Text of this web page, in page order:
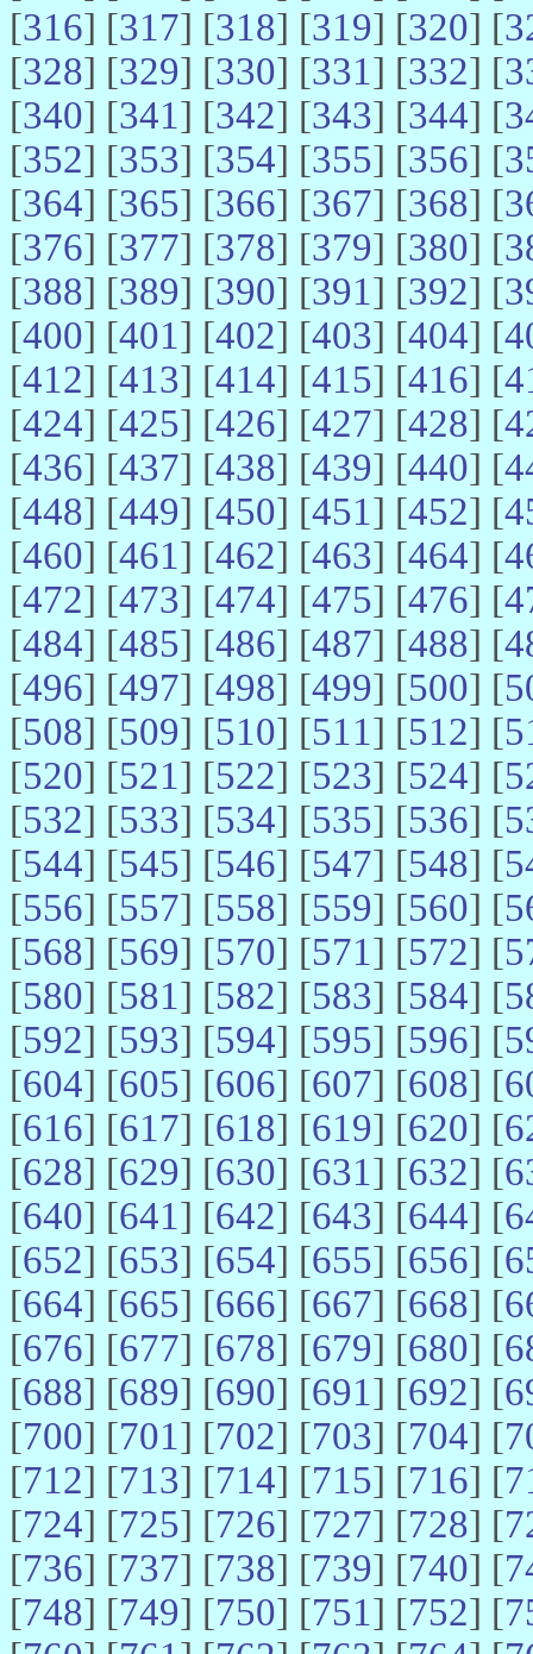
[316] [317] [318] [319] [320] [
[328] [329] [330] [331] [332] [
[340] [341] [342] [343] [344] [
[352] [353] [354] [355] [356] [
[364] [365] [366] [367] [368] [
[376] [377] [378] [379] [380] [
[388] [389] [390] [391] [392] [
[400] [401] [402] [403] [404] [
[412] [413] [414] [415] [416] [
[424] [425] [426] [427] [428] [
[436] [437] [438] [439] [440] [
[448] [449] [450] [451] [452] [
[460] [461] [462] [463] [464] [
[472] [473] [474] [475] [476] [
[484] [485] [486] [487] [488] [
[496] [497] [498] [499] [500] [
[508] [509] [510] [511] [512] [
[520] [521] [522] [523] [524] [
[532] [533] [534] [535] [536] [
[544] [545] [546] [547] [548] [
[556] [557] [558] [559] [560] [
[568] [569] [570] [571] [572] [
[580] [581] [582] [583] [584] [
[592] [593] [594] [595] [596] [
[604] [605] [606] [607] [608] [
[616] [617] [618] [619] [620] [
[628] [629] [630] [631] [632] [
[640] [641] [642] [643] [644] [
[652] [653] [654] [655] [656] [
[664] [665] [666] [667] [668] [
[676] [677] [678] [679] [680] [
[688] [689] [690] [691] [692] [
[700] [701] [702] [703] [704] [
[712] [713] [714] [715] [716] [
[724] [725] [726] [727] [728] [
[736] [737] [738] [739] [740] [
[748] [749] [750] [751] [752] [